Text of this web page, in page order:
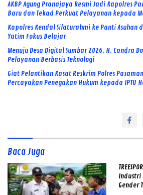
AKBP Agung Pranajaya Resmi Jadi Kapolres
Baru dan Tekad Perkuat Pelayanan kepada
Kapolres Kendal Silaturahmi ke Panti Asuhan
Yatim Fokus Belajar
Menuju Desa Digital Sumbar 2026, H. Candra
Pelayanan Berbasis Teknologi
Giat Pelantikan Kasat Reskrim Polres
Percayakan Penegakan Hukum kepada IPTU
Baca Juga
Industri
Gender